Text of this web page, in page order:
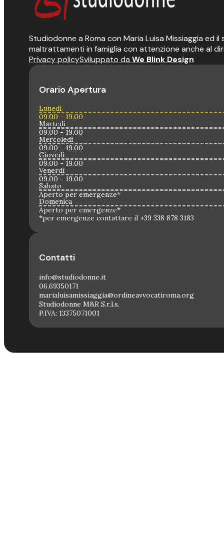
Studiodonne a Roma con Maria Luisa Missiaggia ed
maltrattamenti in famiglia con attenzione anche al
Privacy policySviluppato da We Blink Design
Orario Apertura
Lunedì
09.00 - 19.00
Martedì
09.00 - 19.00
Mercoledì
09.00 - 19.00
Giovedì
09.00 - 19.00
Venerdì
09.00 - 19.00
Sabato
Aperto per emergenze*
Domenica
Aperto per emergenze*
*per emergenze contattare il +39 338 878 3183
Contatti
info@studiodonne.it
06.69350171
marialuisamissiaggia@ordineavvocatiroma.org
Studiodonne M&R S.r.l.s.
P.IVA: 13375071001